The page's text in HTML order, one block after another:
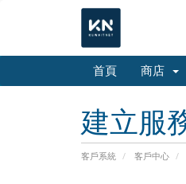
首頁 商店
建立服
客戶系統 客戶中心